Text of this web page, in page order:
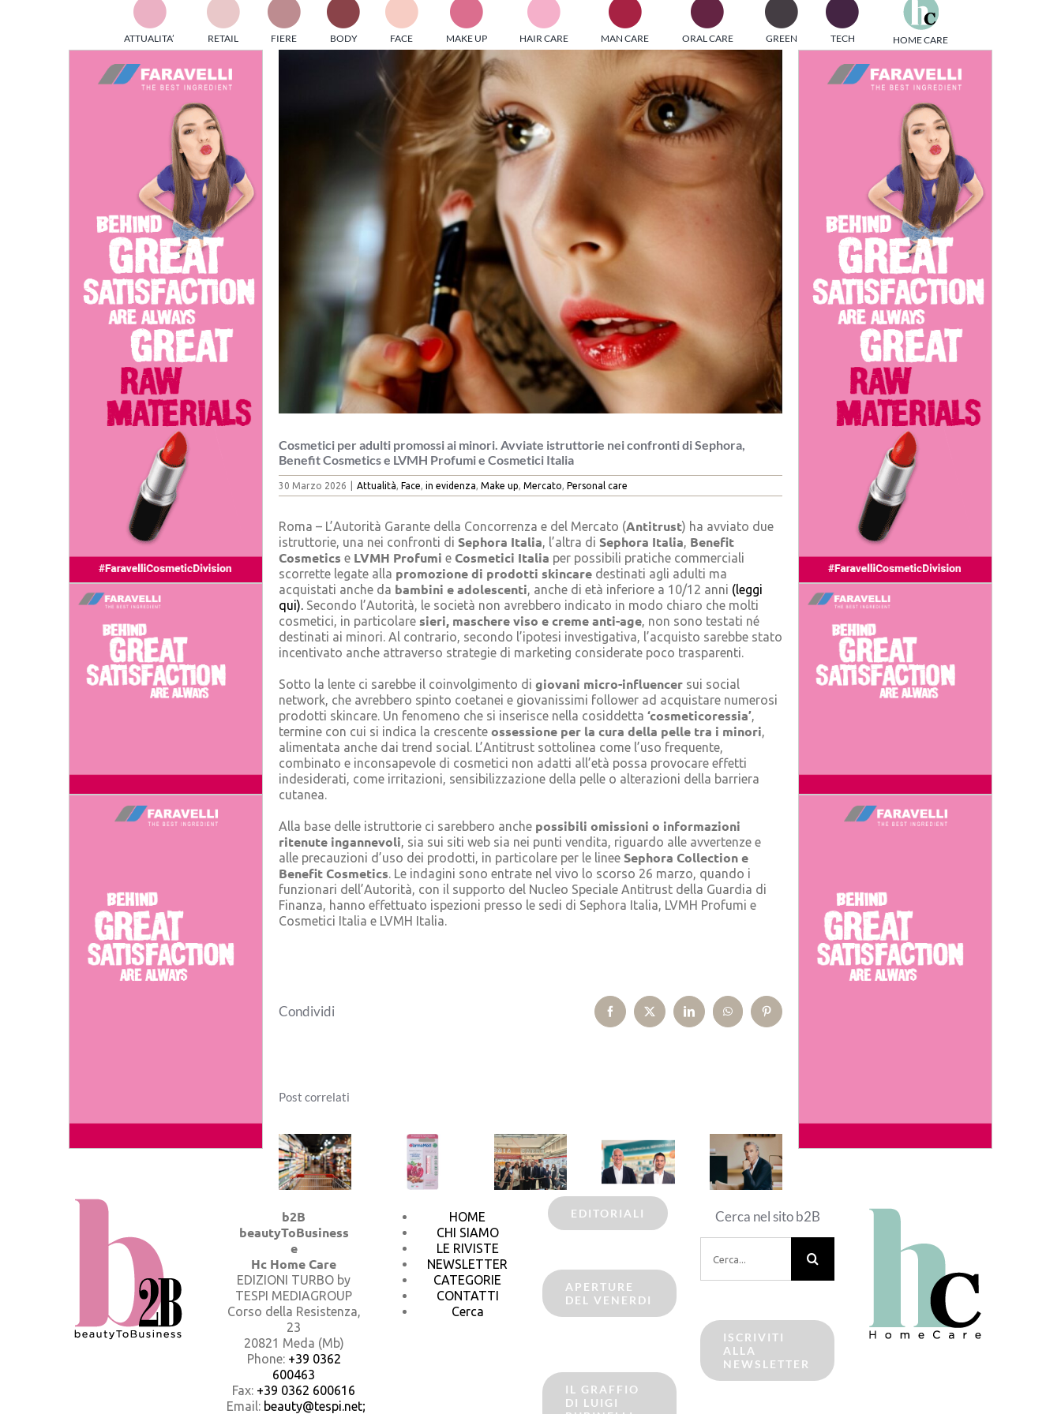
TESPI MEDIAGROUP racchiude un pool di società di comunicazione
ed editrici specializzate nell’informazione b2b. Edizioni Turbo, in
particolare, attraverso numerose riviste verticali, fornisce strumenti di
informazione che coinvolgono gli attori nei settori beauty, food,
technology, entertainment e sport.
Stay tuned!
LE RIVISTE
Scroll Down
ATTUALITA’ RETAIL FIERE BODY FACE MAKE UP HAIR CARE MAN CARE ORAL CARE GREEN TECH HOME CARE
Cosmetici per adulti promossi ai minori. Avviate istruttorie nei confronti di Sephora,
Benefit Cosmetics e LVMH Profumi e Cosmetici Italia
30 Marzo 2026 Attualità, Face, in evidenza, Make up, Mercato, Personal care
Roma – L’Autorità Garante della Concorrenza e del Mercato (Antitrust) ha avviato due
istruttorie, una nei confronti di Sephora Italia, l’altra di Sephora Italia, Benefit
Cosmetics e LVMH Profumi e Cosmetici Italia per possibili pratiche commerciali
scorrette legate alla promozione di prodotti skincare destinati agli adulti ma
acquistati anche da bambini e adolescenti, anche di età inferiore a 10/12 anni (leggi
qui). Secondo l’Autorità, le società non avrebbero indicato in modo chiaro che molti
cosmetici, in particolare sieri, maschere viso e creme anti-age, non sono testati né
destinati ai minori. Al contrario, secondo l’ipotesi investigativa, l’acquisto sarebbe stato
incentivato anche attraverso strategie di marketing considerate poco trasparenti.
Sotto la lente ci sarebbe il coinvolgimento di giovani micro-influencersui social
network, che avrebbero spinto coetanei e giovanissimi follower ad acquistare numerosi
prodotti skincare. Un fenomeno che si inserisce nella cosiddetta ‘cosmeticoressia’,
termine con cui si indica la crescente ossessione per la cura della pelle tra i minori,
alimentata anche dai trend social. L’Antitrust sottolinea come l’uso frequente,
combinato e inconsapevole di cosmetici non adatti all’età possa provocare effetti
indesiderati, come irritazioni, sensibilizzazione della pelle o alterazioni della barriera
cutanea.
Alla base delle istruttorie ci sarebbero anche possibili omissioni o informazioni
ritenute ingannevoli, sia sui siti web sia nei punti vendita, riguardo alle avvertenze e
alle precauzioni d’uso dei prodotti, in particolare per le linee Sephora Collection e
Benefit Cosmetics. Le indagini sono entrate nel vivo lo scorso 26 marzo, quando i
funzionari dell’Autorità, con il supporto del Nucleo Speciale Antitrust della Guardia di
Finanza, hanno effettuato ispezioni presso le sedi di Sephora Italia, LVMH Profumi e
Cosmetici Italia e LVMH Italia.
Condividi FacebookX LinkedInWhatsAppPinterest
Post correlati
mercato
manca
tutto
quello
che non
esporta
la linea
Farma
“La
guerra
dei
prezzi
non fa
un bond
da 18
milioni
per
sostenere
crescita
primo
semestre
2026:
ricavi a
miliardi
“Sul
manca
Gabbiano
b2B
beautyToBusiness
e
Hc Home Care
EDIZIONI TURBO by
TESPI MEDIAGROUP
Corso della Resistenza,
23
20821 Meda (Mb)
Phone: +39 0362
600463
Fax: +39 0362 600616
Email: beauty@tespi.net;
HOME
CHI SIAMO
LE RIVISTE
NEWSLETTER
CATEGORIE
CONTATTI
Cerca
EDITORIALI
APERTURE
DEL VENERDI
IL GRAFFIO
DI LUIGI
Cerca nel sito b2B
per:
ISCRIVITI
ALLA
NEWSLETTER